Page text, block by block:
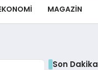
MAGAZIN
Son Dakika